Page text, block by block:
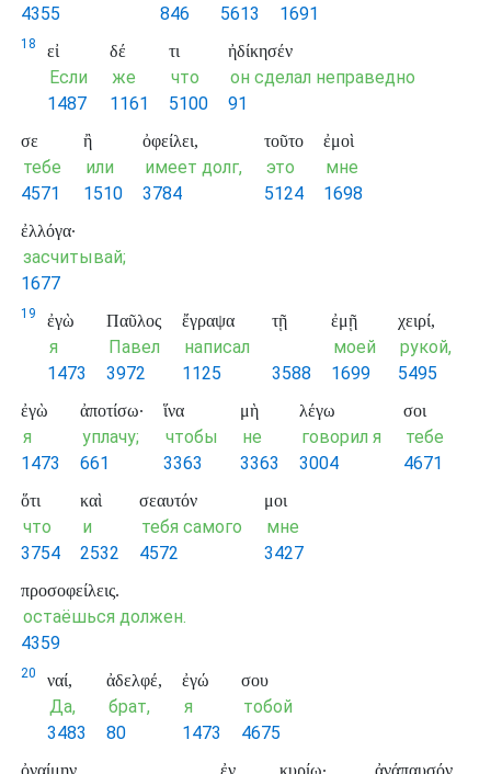
4355
846
5613
1691
18 εἰ
Если
1487
δέ
же
1161
τι
что
5100
ἠδίκησέν
он сделал неправедно
91
σε
тебе
4571
ἢ
или
1510
ὀφείλει,
имеет долг,
3784
τοῦτο
это
5124
ἐμοὶ
мне
1698
ἐλλόγα·
засчитывай;
1677
19 ἐγὼ
я
1473
Παῦλος
Павел
3972
ἔγραψα
написал
1125
τῇ
3588
ἐμῇ
моей
1699
χειρί,
рукой,
5495
ἐγὼ
я
1473
ἀποτίσω·
уплачу;
661
ἵνα
чтобы
3363
μὴ
не
3363
λέγω
говорил я
3004
σοι
тебе
4671
ὅτι
что
3754
καὶ
и
2532
σεαυτόν
тебя самого
4572
μοι
мне
3427
προσοφείλεις.
остаёшься должен.
4359
20 ναί,
Да,
3483
ἀδελφέ,
брат,
80
ἐγώ
я
1473
σου
тобой
4675